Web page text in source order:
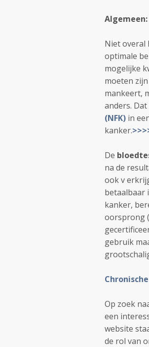
Algemeen:
Niet overal
optimale
mogelijke
moeten
mankeert,
anders.
(NFK) in
kanker.
De
na de
ook v
betaalbaar
kanker,
oorsprong
gebruik
Op zoek
een
website
de rol van